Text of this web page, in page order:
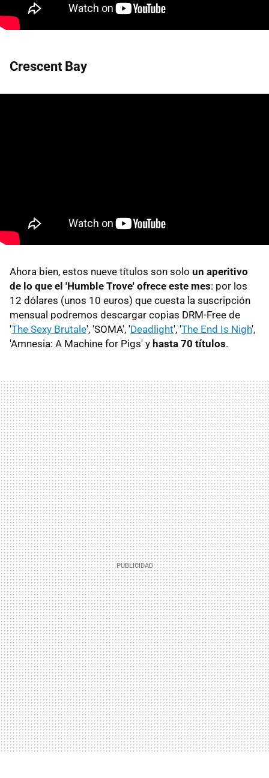
Crescent Bay
Ahora bien, estos nueve títulos son solo un aperitivo
de lo que el 'Humble Trove' ofrece este mes: por los
12 dólares (unos 10 euros) que cuesta la suscripción
mensual podremos descargar copias DRM-Free de
'The Sexy Brutale', 'SOMA', 'Deadlight', 'The End Is Nigh',
'Amnesia: A Machine for Pigs' y hasta 70 títulos.